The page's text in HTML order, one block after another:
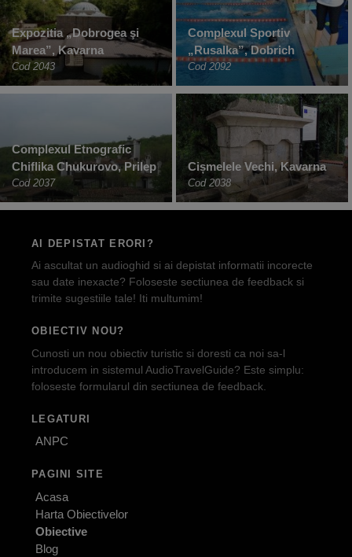
Expozitia „Dobrogea şi
Marea”, Kavarna
Cod 2043
Complexul Sportiv
„Rusalka”, Dobrich
Cod 2092
Complexul Etnografic
Chiflika Chukurovo, Prilep
Cod 2037
Cișmelele Vechi, Kavarna
Cod 2038
AI DEPISTAT ERORI?
Ai ascultat un audioghid si ai depistat informatii incorecte
sau date inexacte? Foloseste sectiunea de feedback si
trimite sugestiile tale! Iti multumim!
OBIECTIV NOU?
Cunosti un nou obiectiv turistic si doresti ca noi sa-l
introducem in sistemul AudioTravelGuide? Este simplu:
foloseste formularul din sectiunea de feedback.
LEGATURI
ANPC
PAGINI SITE
Acasa
Harta Obiectivelor
Obiective
Blog